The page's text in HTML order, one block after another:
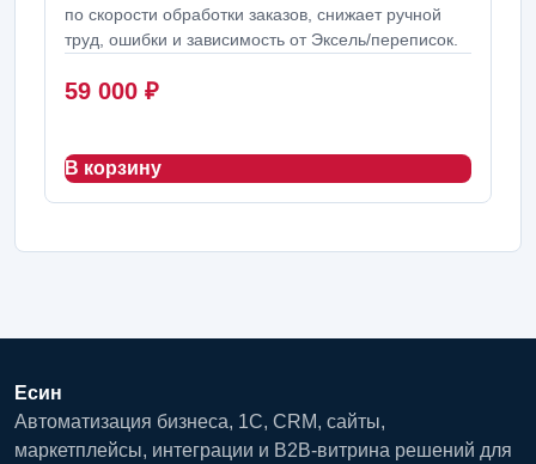
по скорости обработки заказов, снижает ручной
труд, ошибки и зависимость от Эксель/переписок.
59 000 ₽
В корзину
Есин
Автоматизация бизнеса, 1С, CRM, сайты,
маркетплейсы, интеграции и B2B-витрина решений для